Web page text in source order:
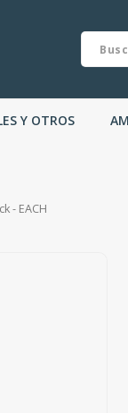
Y OTROS
- EACH